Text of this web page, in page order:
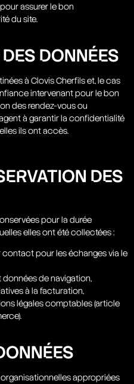
pour assurer le bon
du site.
DONNÉES
à Clovis Cherfils et, le cas
intervenant pour le bon
des rendez-vous ou
à garantir la confidentialité
ils ont accès.
DES
pour la durée
elles ont été collectées :
pour les échanges via le
de navigation,
à la facturation,
légales comptables (article
appropriées